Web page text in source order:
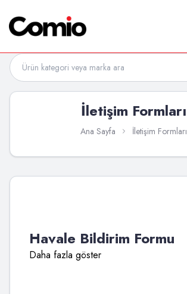
İletişim Formları
Ana Sayfa İletişim Formları
Havale Bildirim Formu
Daha fazla göster